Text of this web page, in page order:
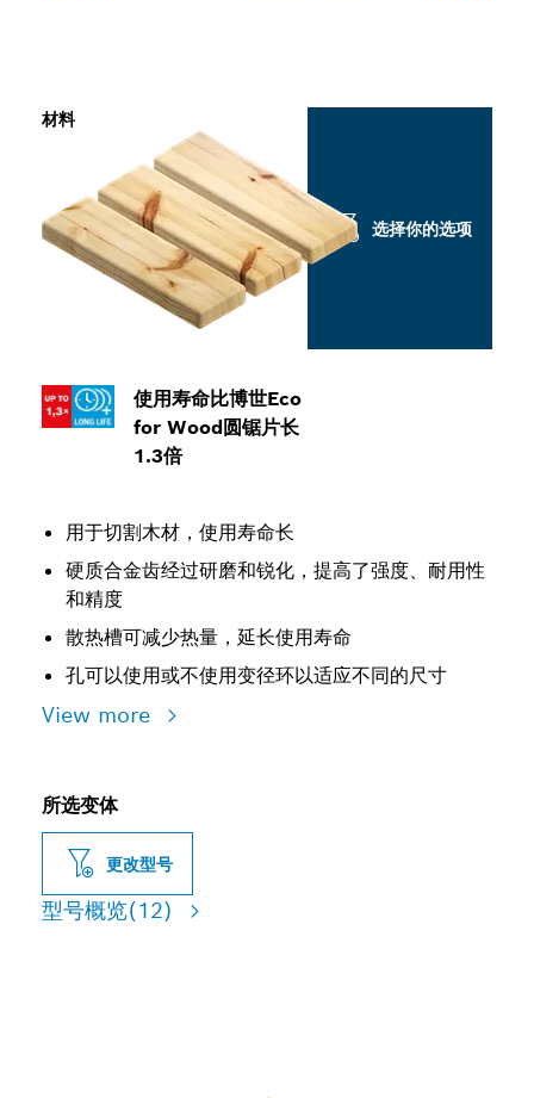
使用寿命比博世Eco
for Wood圆锯片长
1.3倍
用于切割木材，使用寿命长
硬质合金齿经过研磨和锐化，提高了强度、耐用性
和精度
散热槽可减少热量，延长使用寿命
孔可以使用或不使用变径环以适应不同的尺寸
View more
材料
选择你的选项
所选变体
更改型号
型号概览(12)